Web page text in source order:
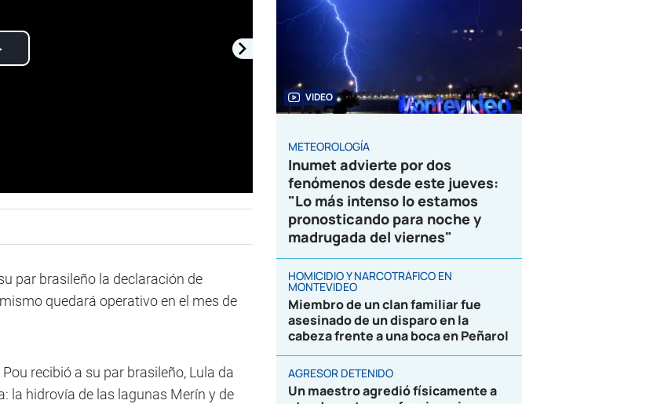
par brasileño la declaración de
quedará operativo en el mes de
recibió a su par brasileño, Lula da
la hidrovía de las lagunas Merín y de
VIDEO
METEOROLOGÍA
Inumet advierte por dos
fenómenos desde este jueves:
"Lo más intenso lo estamos
pronosticando para noche y
madrugada del viernes"
HOMICIDIO Y NARCOTRÁFICO EN
MONTEVIDEO
Miembro de un clan familiar fue
asesinado de un disparo en la
cabeza frente a una boca en Peñarol
AGRESOR DETENIDO
Un maestro agredió físicamente a